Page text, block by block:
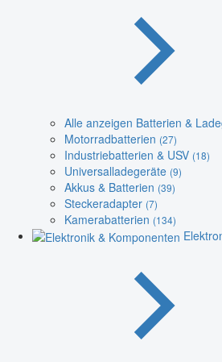
Alle anzeigen Batterien &
Motorradbatterien (27)
Industriebatterien & USV (18)
Universalladegeräte (9)
Akkus & Batterien (39)
Steckeradapter (7)
Kamerabatterien (134)